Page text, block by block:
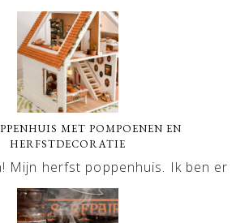
MET POMPOENEN EN
HERFSTDECORATIE
Mijn herfst poppenhuis. Ik ben er